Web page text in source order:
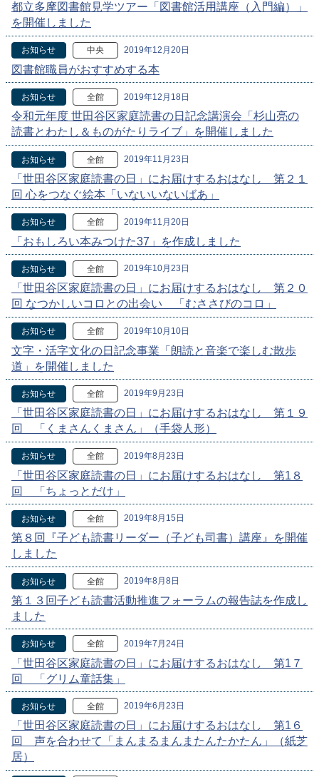
都立多摩図書館見学ツアー「図書館活用講座（入門編）」
を開催しました
お知らせ 中央 2019年12月20日
図書館職員がおすすめする本
お知らせ 全館 2019年12月18日
令和元年度 世田谷区家庭読書の日記念講演会「杉山亮の
読書とわたし＆ものがたりライブ」を開催しました
お知らせ 全館 2019年11月23日
「世田谷区家庭読書の日」にお届けするおはなし 第２１
回 心をつなぐ絵本「いないいないばあ」
お知らせ 全館 2019年11月20日
「おもしろい本みつけた37」を作成しました
お知らせ 全館 2019年10月23日
「世田谷区家庭読書の日」にお届けするおはなし 第２０
回 なつかしいコロとの出会い 「むささびのコロ」
お知らせ 全館 2019年10月10日
文字・活字文化の日記念事業「朗読と音楽で楽しむ散歩
道」を開催しました
お知らせ 全館 2019年9月23日
「世田谷区家庭読書の日」にお届けするおはなし 第１９
回 「くまさんくまさん」（手袋人形）
お知らせ 全館 2019年8月23日
「世田谷区家庭読書の日」にお届けするおはなし 第1８
回 「ちょっとだけ」
お知らせ 全館 2019年8月15日
第８回『子ども読書リーダー（子ども司書）講座』を開催
しました
お知らせ 全館 2019年8月8日
第１３回子ども読書活動推進フォーラムの報告誌を作成し
ました
お知らせ 全館 2019年7月24日
「世田谷区家庭読書の日」にお届けするおはなし 第1７
回 「グリム童話集」
お知らせ 全館 2019年6月23日
「世田谷区家庭読書の日」にお届けするおはなし 第1６
回 声を合わせて「まんまるまんまたんたかたん」（紙芝
居）